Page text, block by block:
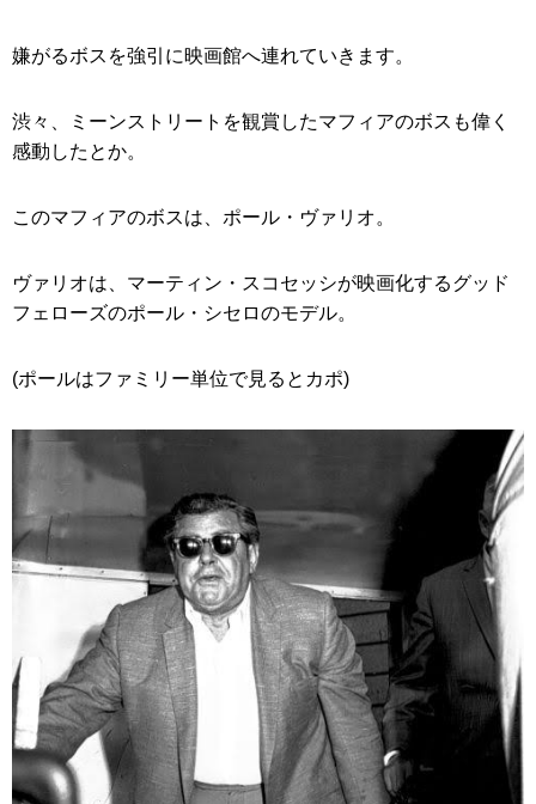
嫌がるボスを強引に映画館へ連れていきます。
渋々、ミーンストリートを観賞したマフィアのボスも偉く
感動したとか。
このマフィアのボスは、ポール・ヴァリオ。
ヴァリオは、マーティン・スコセッシが映画化するグッド
フェローズのポール・シセロのモデル。
(ポールはファミリー単位で見るとカポ)